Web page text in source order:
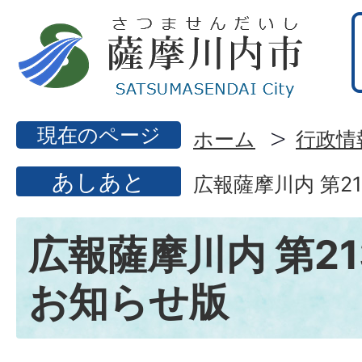
現在のページ ホーム 行政情
あしあと 広報薩摩川内 第
広報薩摩川内 第
お知らせ版